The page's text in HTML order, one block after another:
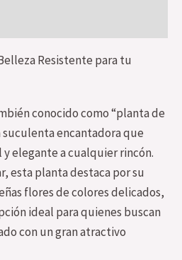
Resistente para tu
conocido como “planta de
suculenta encantadora que
elegante a cualquier rincón.
esta planta destaca por su
flores de colores delicados,
ideal para quienes buscan
con un gran atractivo